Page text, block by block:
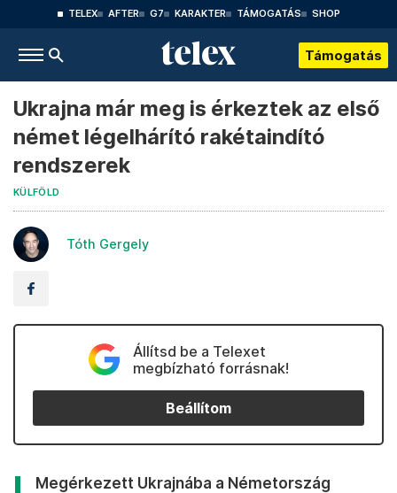
TELEX AFTER G7 KARAKTER TÁMOGATÁS SHOP
Támogatás
Ukrajna már meg is érkeztek az első
német légelhárító rakétaindító
rendszerek
KÜLFÖLD
Tóth Gergely
Állítsd be a Telexet
megbízható forrásnak!
Beállítom
Megérkezett Ukrajnába a Németország